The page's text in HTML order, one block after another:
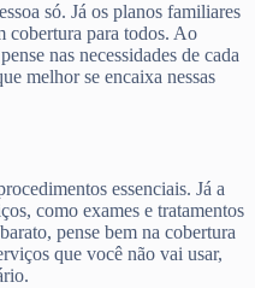
só. Já os planos familiares
cobertura para todos. Ao
nas necessidades de cada
melhor se encaixa nessas
essenciais. Já a
como exames e tratamentos
pense bem na cobertura
que você não vai usar,